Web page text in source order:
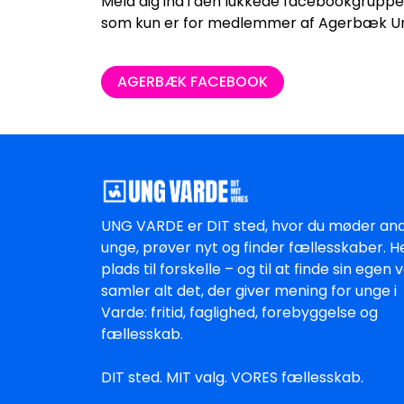
som kun er for medlemmer af Agerbæk
AGERBÆK FACEBOOK
UNG VARDE er DIT sted, hvor du møder
unge, prøver nyt og finder fællesskaber.
plads til forskelle – og til at finde sin egen
samler alt det, der giver mening for unge i
Varde: fritid, faglighed, forebyggelse og
fællesskab.
DIT sted. MIT valg. VORES fællesskab.